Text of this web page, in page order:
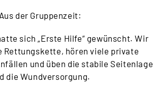
Aus der Gruppenzeit:
sich „Erste Hilfe“ gewünscht. Wir
Rettungskette, hören viele private
und üben die stabile Seitenlage
die Wundversorgung.